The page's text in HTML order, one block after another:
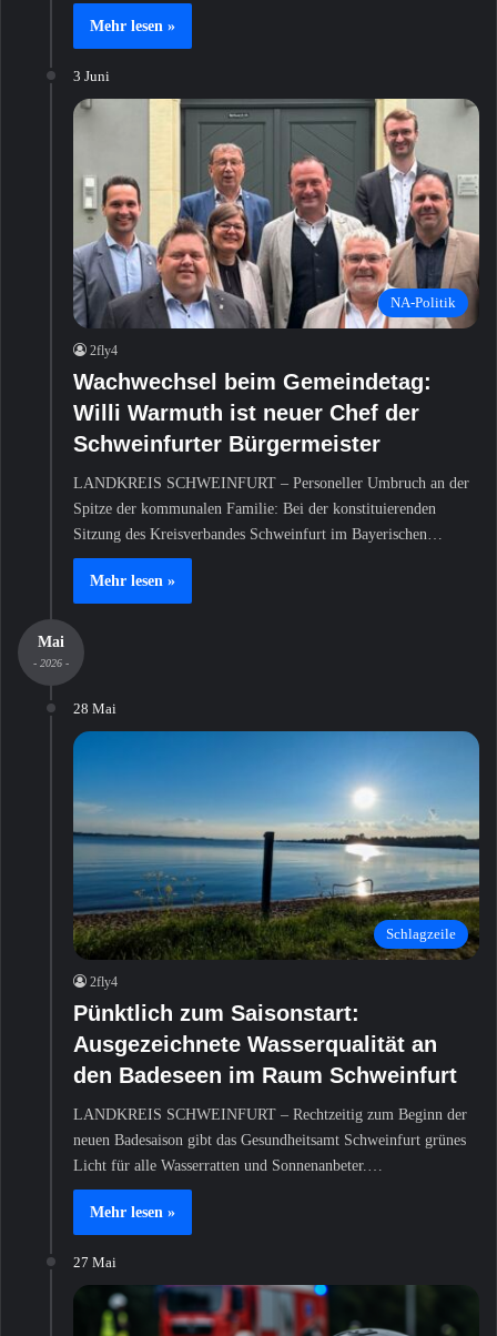
Mehr lesen »
3 Juni
NA-Politik
2fly4
Wachwechsel beim Gemeindetag:
Willi Warmuth ist neuer Chef der
Schweinfurter Bürgermeister
LANDKREIS SCHWEINFURT – Personeller Umbruch an der
Spitze der kommunalen Familie: Bei der konstituierenden
Sitzung des Kreisverbandes Schweinfurt im Bayerischen…
Mehr lesen »
Mai
- 2026 -
28 Mai
Schlagzeile
2fly4
Pünktlich zum Saisonstart:
Ausgezeichnete Wasserqualität an
den Badeseen im Raum Schweinfurt
LANDKREIS SCHWEINFURT – Rechtzeitig zum Beginn der
neuen Badesaison gibt das Gesundheitsamt Schweinfurt grünes
Licht für alle Wasserratten und Sonnenanbeter.…
Mehr lesen »
27 Mai